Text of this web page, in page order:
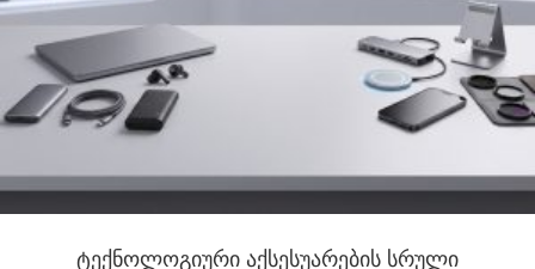
ტექნოლოგიური აქსესუარების სრული